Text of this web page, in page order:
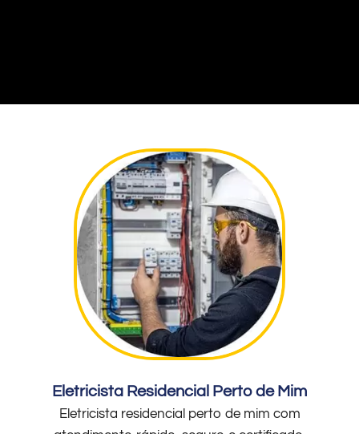
Eletricista Residencial Perto de Mim
Eletricista residencial perto de mim com